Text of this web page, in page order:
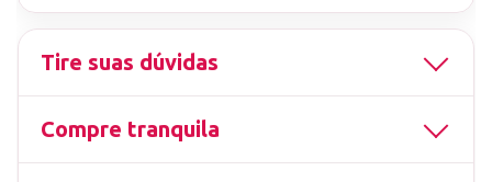
Tire suas dúvidas
Compre tranquila